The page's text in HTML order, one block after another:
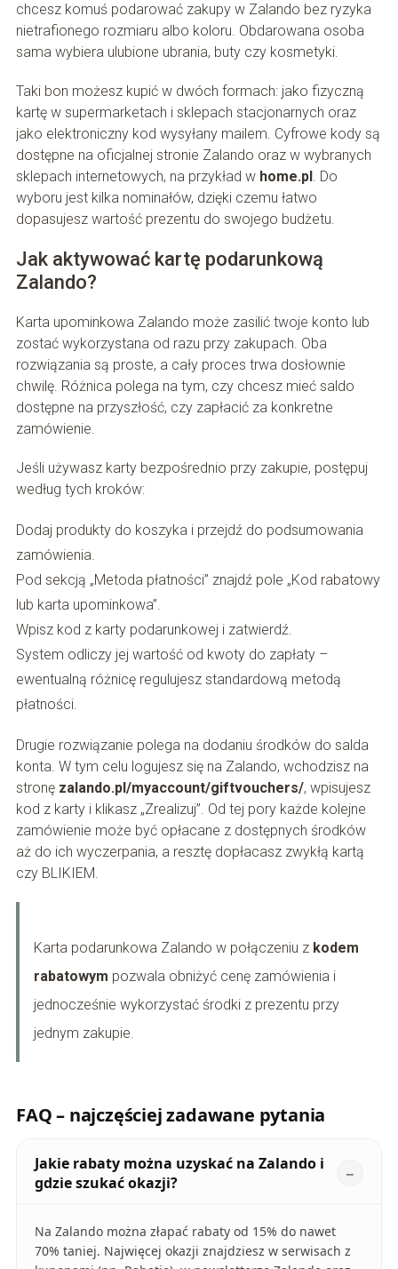
chcesz komuś podarować zakupy w Zalando bez ryzyka
nietrafionego rozmiaru albo koloru. Obdarowana osoba
sama wybiera ulubione ubrania, buty czy kosmetyki.
Taki bon możesz kupić w dwóch formach: jako fizyczną
kartę w supermarketach i sklepach stacjonarnych oraz
jako elektroniczny kod wysyłany mailem. Cyfrowe kody są
dostępne na oficjalnej stronie Zalando oraz w wybranych
sklepach internetowych, na przykład w home.pl. Do
wyboru jest kilka nominałów, dzięki czemu łatwo
dopasujesz wartość prezentu do swojego budżetu.
Jak aktywować kartę podarunkową
Zalando?
Karta upominkowa Zalando może zasilić twoje konto lub
zostać wykorzystana od razu przy zakupach. Oba
rozwiązania są proste, a cały proces trwa dosłownie
chwilę. Różnica polega na tym, czy chcesz mieć saldo
dostępne na przyszłość, czy zapłacić za konkretne
zamówienie.
Jeśli używasz karty bezpośrednio przy zakupie, postępuj
według tych kroków:
Dodaj produkty do koszyka i przejdź do podsumowania
zamówienia.
Pod sekcją „Metoda płatności” znajdź pole „Kod rabatowy
lub karta upominkowa”.
Wpisz kod z karty podarunkowej i zatwierdź.
System odliczy jej wartość od kwoty do zapłaty –
ewentualną różnicę regulujesz standardową metodą
płatności.
Drugie rozwiązanie polega na dodaniu środków do salda
konta. W tym celu logujesz się na Zalando, wchodzisz na
stronę zalando.pl/myaccount/giftvouchers/, wpisujesz
kod z karty i klikasz „Zrealizuj”. Od tej pory każde kolejne
zamówienie może być opłacane z dostępnych środków
aż do ich wyczerpania, a resztę dopłacasz zwykłą kartą
czy BLIKIEM.
Karta podarunkowa Zalando w połączeniu z kodem
rabatowym pozwala obniżyć cenę zamówienia i
jednocześnie wykorzystać środki z prezentu przy
jednym zakupie.
FAQ – najczęściej zadawane pytania
Jakie rabaty można uzyskać na Zalando i
gdzie szukać okazji?
Na Zalando można złapać rabaty od 15% do nawet
70% taniej. Najwięcej okazji znajdziesz w serwisach z